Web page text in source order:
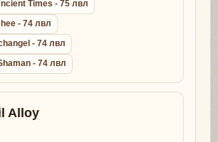
Times - 75 лвл
- 74 лвл
- 74 лвл
- 74 лвл
Alloy